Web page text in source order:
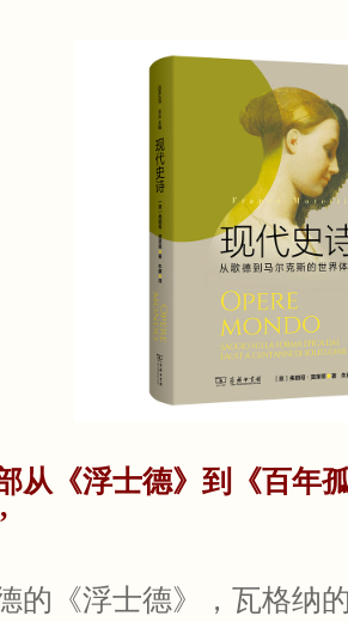
从《浮士德》到《百年
的《浮士德》，瓦格纳